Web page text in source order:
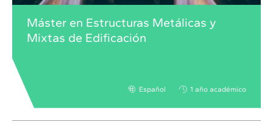
Máster en Estructuras Metálicas y
Mixtas de Edificación
Español 1 año académico